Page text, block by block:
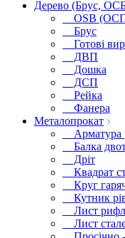
Дерево (Брус,
OSB
Брус
Готові
ДВП
Дошка
ДСП
Рейка
Фанера
Металопрокат
Арматура
Балка
Дріт
Квадрат
Круг
Кутник
Лист
Лист